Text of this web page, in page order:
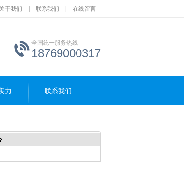
关于我们 联系我们 在线留言
全国统一服务热线
18769000317
力 联系我们